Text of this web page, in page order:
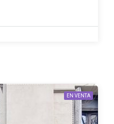
EN VENTA